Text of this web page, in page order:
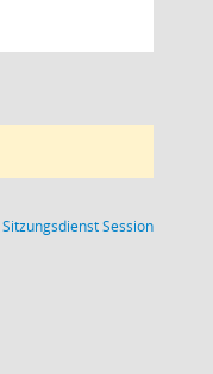
SitzungsdienstSession(Wird in